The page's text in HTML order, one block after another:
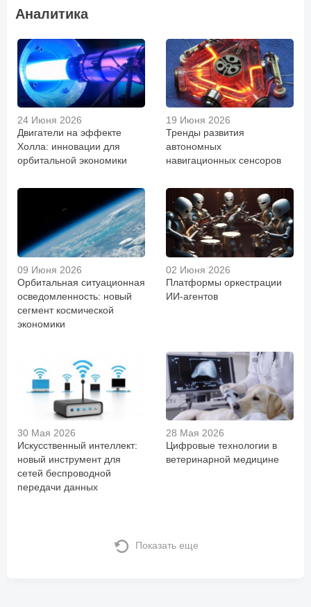
Аналитика
24 Июня 2026
Двигатели на эффекте
Холла: инновации для
орбитальной экономики
19 Июня 2026
Тренды развития
автономных
навигационных сенсоров
09 Июня 2026
Орбитальная ситуационная
осведомленность: новый
сегмент космической
экономики
02 Июня 2026
Платформы оркестрации
ИИ-агентов
30 Мая 2026
Искусственный интеллект:
новый инструмент для
сетей беспроводной
передачи данных
28 Мая 2026
Цифровые технологии в
ветеринарной медицине
Показать еще